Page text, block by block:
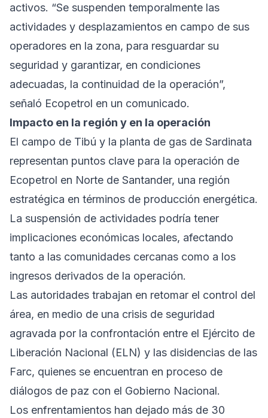
activos. “Se suspenden temporalmente las
actividades y desplazamientos en campo de sus
operadores en la zona, para resguardar su
seguridad y garantizar, en condiciones
adecuadas, la continuidad de la operación”,
señaló Ecopetrol en un comunicado.
Impacto en la región y en la operación
El campo de Tibú y la planta de gas de Sardinata
representan puntos clave para la operación de
Ecopetrol en Norte de Santander, una región
estratégica en términos de producción energética.
La suspensión de actividades podría tener
implicaciones económicas locales, afectando
tanto a las comunidades cercanas como a los
ingresos derivados de la operación.
Las autoridades trabajan en retomar el control del
área, en medio de una crisis de seguridad
agravada por la confrontación entre el Ejército de
Liberación Nacional (ELN) y las disidencias de las
Farc, quienes se encuentran en proceso de
diálogos de paz con el Gobierno Nacional.
Los enfrentamientos han dejado más de 30